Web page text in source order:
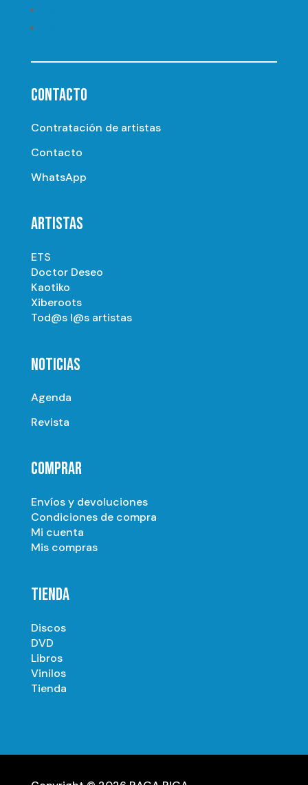
CONTACTO
Contratación de artistas
Contacto
WhatsApp
ARTISTAS
ETS
Doctor Deseo
Kaotiko
Xiberoots
Tod@s l@s artistas
NOTICIAS
Agenda
Revista
COMPRAR
Envíos y devoluciones
Condiciones de compra
Mi cuenta
Mis compras
TIENDA
Discos
DVD
Libros
Vinilos
Tienda